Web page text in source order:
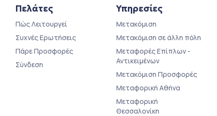
Πελάτες
Πώς Λειτουργεί
Συχνές Ερωτήσεις
Πάρε Προσφορές
Σύνδεση
Υπηρεσίες
Μετακόμιση
Μετακόμιση σε άλλη πόλη
Μεταφορές Επίπλων -
Αντικειμένων
Μετακόμιση Προσφορές
Μεταφορική Αθήνα
Μεταφορική
Θεσσαλονίκη